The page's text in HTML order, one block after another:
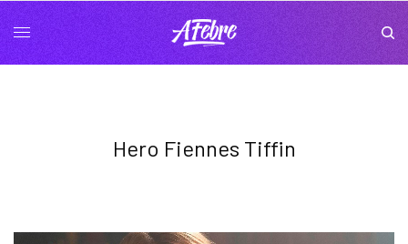
Hero Fiennes Tiffin